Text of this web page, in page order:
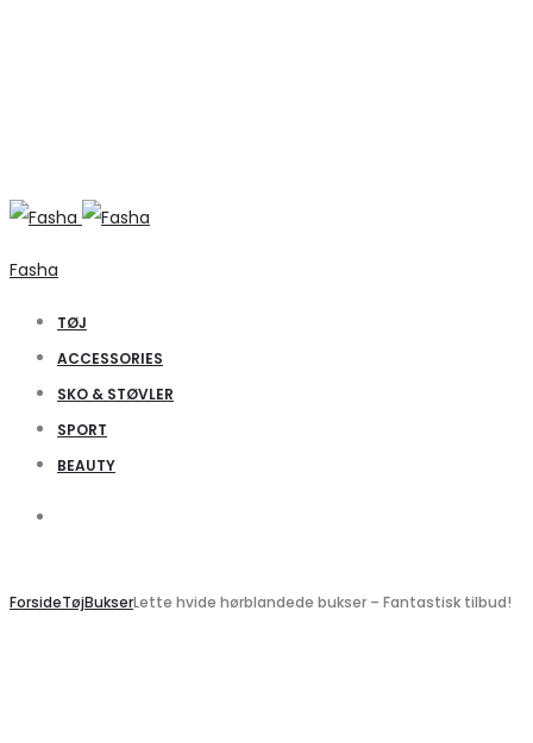
Fasha
TØJ
ACCESSORIES
SKO & STØVLER
SPORT
BEAUTY
ForsideTøjBukserLette hvide hørblandede bukser – Fantastisk tilbud!